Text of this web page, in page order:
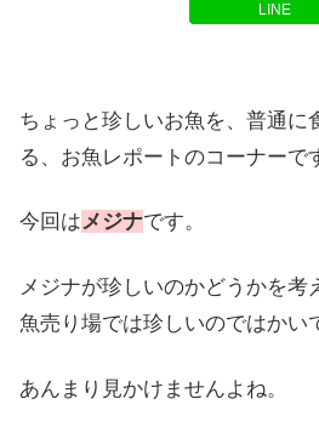
LINE
ちょっと珍しいお魚を、普通に
る、お魚レポートのコーナーで
今回はメジナです。
メジナが珍しいのかどうかを考
魚売り場では珍しいのではかい
あんまり見かけませんよね。